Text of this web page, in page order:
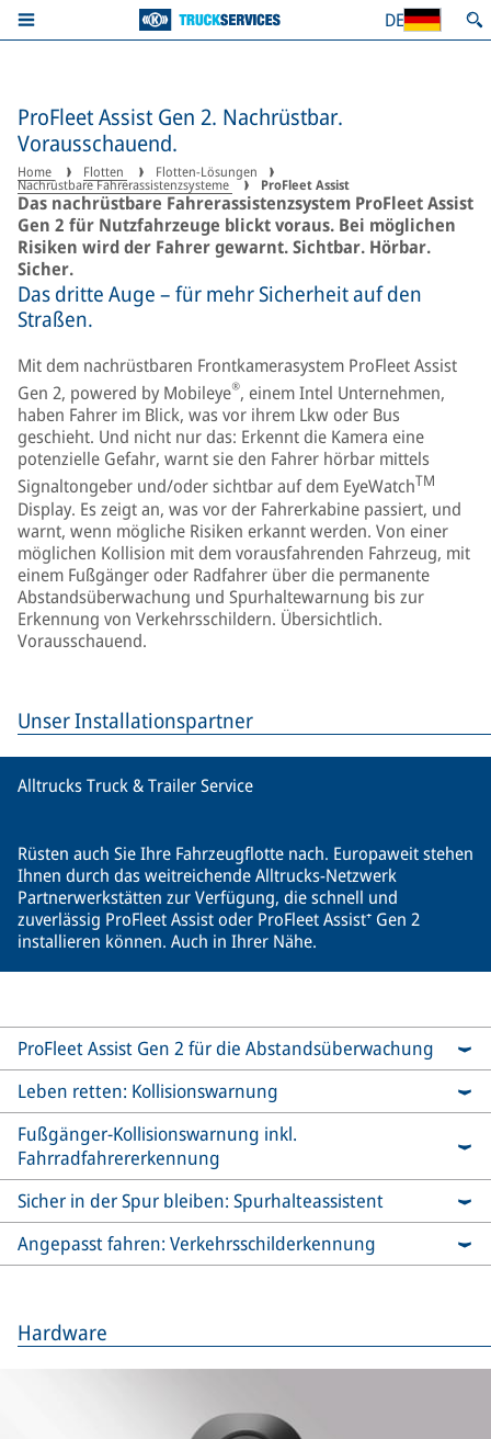
DE
ProFleet Assist Gen 2. Nachrüstbar.
Vorausschauend.
Home Flotten Flotten-Lösungen
Nachrüstbare Fahrerassistenzsysteme ProFleet Assist
Das nachrüstbare Fahrerassistenzsystem ProFleet Assist
Gen 2 für Nutzfahrzeuge blickt voraus. Bei möglichen
Risiken wird der Fahrer gewarnt. Sichtbar. Hörbar.
Sicher.
Das dritte Auge – für mehr Sicherheit auf den
Straßen.
Mit dem nachrüstbaren Frontkamerasystem ProFleet Assist
Gen 2, powered by Mobileye®, einem Intel Unternehmen,
haben Fahrer im Blick, was vor ihrem Lkw oder Bus
geschieht. Und nicht nur das: Erkennt die Kamera eine
potenzielle Gefahr, warnt sie den Fahrer hörbar mittels
Signaltongeber und/oder sichtbar auf dem EyeWatchTM
Display. Es zeigt an, was vor der Fahrerkabine passiert, und
warnt, wenn mögliche Risiken erkannt werden. Von einer
möglichen Kollision mit dem vorausfahrenden Fahrzeug, mit
einem Fußgänger oder Radfahrer über die permanente
Abstandsüberwachung und Spurhaltewarnung bis zur
Erkennung von Verkehrsschildern. Übersichtlich.
Vorausschauend.
Unser Installationspartner
Alltrucks Truck & Trailer Service
Rüsten auch Sie Ihre Fahrzeugflotte nach. Europaweit stehen
Ihnen durch das weitreichende Alltrucks-Netzwerk
Partnerwerkstätten zur Verfügung, die schnell und
zuverlässig ProFleet Assist oder ProFleet Assist⁺ Gen 2
installieren können. Auch in Ihrer Nähe.
ProFleet Assist Gen 2 für die Abstandsüberwachung
Leben retten: Kollisionswarnung
Fußgänger-Kollisionswarnung inkl.
Fahrradfahrererkennung
Sicher in der Spur bleiben: Spurhalteassistent
Angepasst fahren: Verkehrsschilderkennung
Hardware